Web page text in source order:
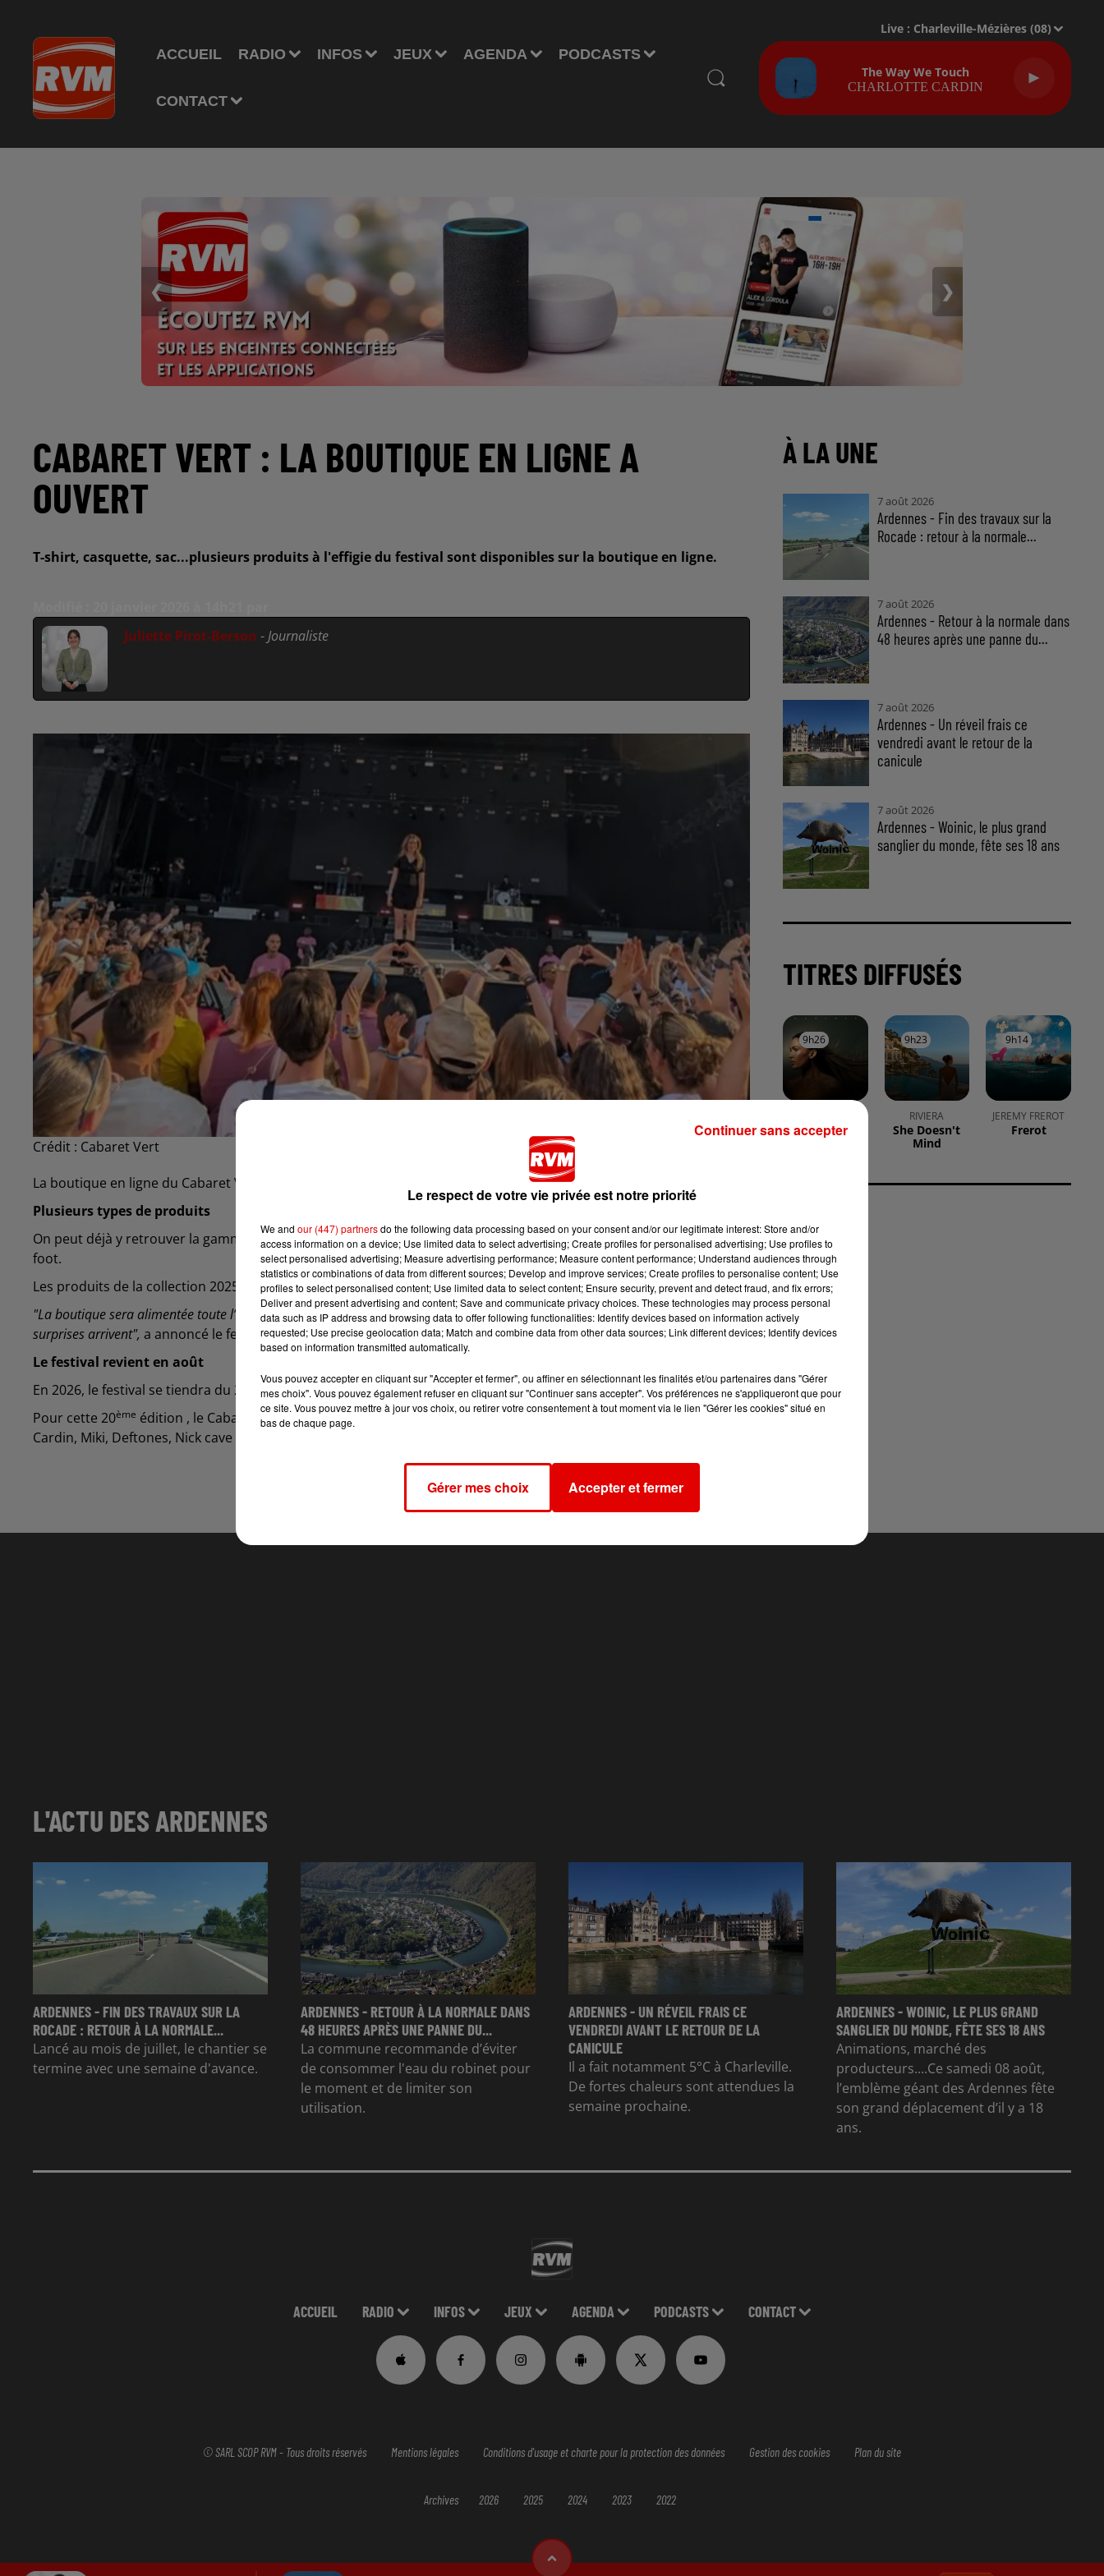
ACCUEIL RADIO INFOS JEUX AGENDA PODCASTS
CONTACT
Live : Charleville-Mézières (08)
The Way We Touch
CHARLOTTE CARDIN
❮ ❯
CABARET VERT : LA BOUTIQUE EN LIGNE A
OUVERT
T-shirt, casquette, sac...plusieurs produits à l'effigie du festival sont disponibles sur la boutique en ligne.
Juliette Pirot-Berson -Journaliste
Crédit : Cabaret Vert
La boutique en ligne du Cabaret Vert a fait son retour lundi 19 janvier.
Plusieurs types de produits
On peut déjà y retrouver la gamme intemporelle du festival : sacs bananes, casquettes, t-shirts, bonnets, maillot de
foot.
Les produits de la collection 2025 sont aussi disponibles en promotion.
"La boutique sera alimentée toute l’année avec de nouvelles collections au fil des saisons et des temps forts et quelques
surprises arrivent", a annoncé le festival.
Le festival revient en août
En 2026, le festival se tiendra du 20 au 23 août.
Pour cette 20ème édition , le Cabaret Vert a déjà annoncé la venue de plusieurs artistes : Gims, Théodora, Charlotte
Cardin, Miki, Deftones, Nick cave and the bad seeds ou encore Josman.
À LA UNE
7 août 2026
Ardennes - Fin des travaux sur la
Rocade : retour à la normale...
7 août 2026
Ardennes - Retour à la normale dans
48 heures après une panne du...
7 août 2026
Ardennes - Un réveil frais ce
vendredi avant le retour de la
canicule
7 août 2026
Ardennes - Woinic, le plus grand
sanglier du monde, fête ses 18 ans
TITRES DIFFUSÉS
9h26
9h26
Un Dimanche
Avec Toi
9h23
9h23
RIVIERA
She Doesn't
Mind
9h14
9h14
JEREMY FREROT
Frerot
L'ACTU DES ARDENNES
ARDENNES - FIN DES TRAVAUX SUR LA
ROCADE : RETOUR À LA NORMALE...
Lancé au mois de juillet, le chantier se
termine avec une semaine d'avance.
ARDENNES - RETOUR À LA NORMALE DANS
48 HEURES APRÈS UNE PANNE DU...
La commune recommande d’éviter
de consommer l'eau du robinet pour
le moment et de limiter son
utilisation.
ARDENNES - UN RÉVEIL FRAIS CE
VENDREDI AVANT LE RETOUR DE LA
CANICULE
Il a fait notamment 5°C à Charleville.
De fortes chaleurs sont attendues la
semaine prochaine.
ARDENNES - WOINIC, LE PLUS GRAND
SANGLIER DU MONDE, FÊTE SES 18 ANS
Animations, marché des
producteurs....Ce samedi 08 août,
l’emblème géant des Ardennes fête
son grand déplacement d’il y a 18
ans.
ACCUEIL RADIO INFOS JEUX AGENDA PODCASTS CONTACT
© SARL SCOP RVM - Tous droits réservés Mentions légales Conditions d'usage et charte pour la protection des données Gestion des cookies Plan du site
Archives 2026 2025 2024 2023 2022
Le respect de votre vie privée est notre priorité
We and our (447) partnersdo the following data processing based on your consent and/or our legitimate interest: Store and/or
access information on a device; Use limited data to select advertising; Create profiles for personalised advertising; Use profiles to
select personalised advertising; Measure advertising performance; Measure content performance; Understand audiences through
statistics or combinations of data from different sources; Develop and improve services; Create profiles to personalise content; Use
profiles to select personalised content; Use limited data to select content; Ensure security, prevent and detect fraud, and fix errors;
Deliver and present advertising and content; Save and communicate privacy choices. These technologies may process personal
data such as IP address and browsing data to offer following functionalities: Identify devices based on information actively
requested; Use precise geolocation data; Match and combine data from other data sources; Link different devices; Identify devices
based on information transmitted automatically.
Vous pouvez accepter en cliquant sur "Accepter et fermer", ou affiner en sélectionnant les finalités et/ou partenaires dans "Gérer
mes choix". Vous pouvez également refuser en cliquant sur "Continuer sans accepter". Vos préférences ne s'appliqueront que pour
ce site. Vous pouvez mettre à jour vos choix, ou retirer votre consentement à tout moment via le lien "Gérer les cookies" situé en
bas de chaque page.
Gérer mes choix Accepter et fermer
Continuer sans accepter